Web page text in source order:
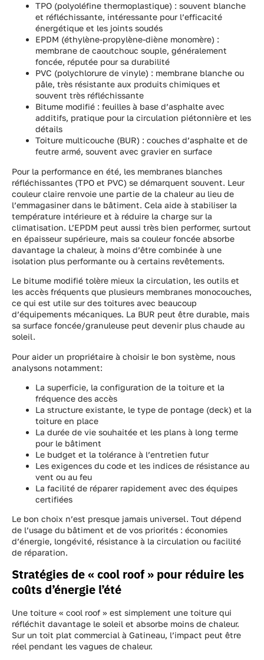
TPO (polyoléfine thermoplastique) : souvent blanche
et réfléchissante, intéressante pour l’efficacité
énergétique et les joints soudés
EPDM (éthylène-propylène-diène monomère) :
membrane de caoutchouc souple, généralement
foncée, réputée pour sa durabilité
PVC (polychlorure de vinyle) : membrane blanche ou
pâle, très résistante aux produits chimiques et
souvent très réfléchissante
Bitume modifié : feuilles à base d’asphalte avec
additifs, pratique pour la circulation piétonnière et les
détails
Toiture multicouche (BUR) : couches d’asphalte et de
feutre armé, souvent avec gravier en surface
Pour la performance en été, les membranes blanches
réfléchissantes (TPO et PVC) se démarquent souvent. Leur
couleur claire renvoie une partie de la chaleur au lieu de
l’emmagasiner dans le bâtiment. Cela aide à stabiliser la
température intérieure et à réduire la charge sur la
climatisation. L’EPDM peut aussi très bien performer, surtout
en épaisseur supérieure, mais sa couleur foncée absorbe
davantage la chaleur, à moins d’être combinée à une
isolation plus performante ou à certains revêtements.
Le bitume modifié tolère mieux la circulation, les outils et
les accès fréquents que plusieurs membranes monocouches,
ce qui est utile sur des toitures avec beaucoup
d’équipements mécaniques. La BUR peut être durable, mais
sa surface foncée/granuleuse peut devenir plus chaude au
soleil.
Pour aider un propriétaire à choisir le bon système, nous
analysons notamment:
La superficie, la configuration de la toiture et la
fréquence des accès
La structure existante, le type de pontage (deck) et la
toiture en place
La durée de vie souhaitée et les plans à long terme
pour le bâtiment
Le budget et la tolérance à l’entretien futur
Les exigences du code et les indices de résistance au
vent ou au feu
La facilité de réparer rapidement avec des équipes
certifiées
Le bon choix n’est presque jamais universel. Tout dépend
de l’usage du bâtiment et de vos priorités : économies
d’énergie, longévité, résistance à la circulation ou facilité
de réparation.
Stratégies de « cool roof » pour réduire les
coûts d’énergie l’été
Une toiture « cool roof » est simplement une toiture qui
réfléchit davantage le soleil et absorbe moins de chaleur.
Sur un toit plat commercial à Gatineau, l’impact peut être
réel pendant les vagues de chaleur.